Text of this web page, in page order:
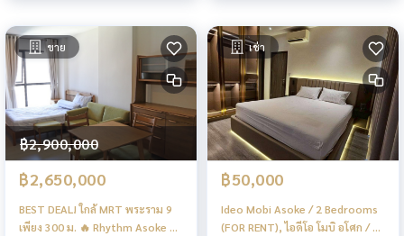
ขาย
฿2,900,000
฿2,650,000
BEST DEAL! ใกล้ MRT พระราม 9
เพียง 300 ม. 🔥 Rhythm Asoke 2 /
เช่า
฿50,000
Ideo Mobi Asoke / 2 Bedrooms
(FOR RENT), ไอดีโอ โมบิ อโศก / 2